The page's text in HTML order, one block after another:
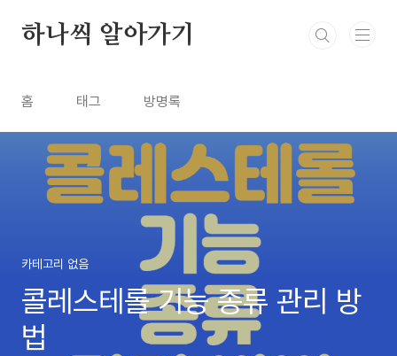
하나씩 알아가기
홈 태그 방명록
카테고리 없음
콜레스테롤 기능 종류 관리 방
법